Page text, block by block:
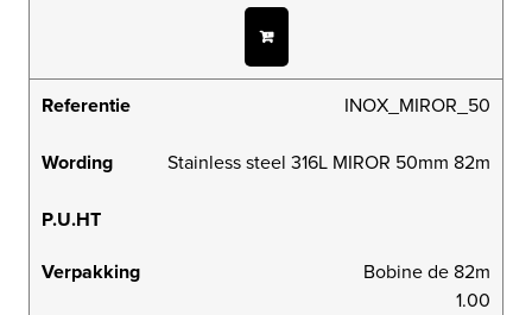
Referentie INOX_MIROR_50
Wording Stainless steel 316L MIROR 50mm 82m
P.U.HT
Verpakking
Bobine de 82m
1.00